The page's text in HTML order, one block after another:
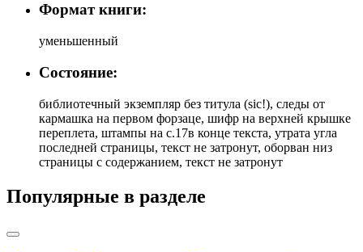
Формат книги:
уменьшенный
Состояние:
библиотечный экземпляр без титула (sic!), следы от
кармашка на первом форзаце, шифр на верхней крышке
переплета, штампы на с.17в конце текста, утрата угла
последней страницы, текст не затронут, оборван низ
страницы с содержанием, текст не затронут
Популярные в разделе